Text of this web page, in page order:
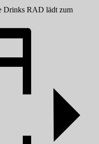
Drinks RAD lädt zum